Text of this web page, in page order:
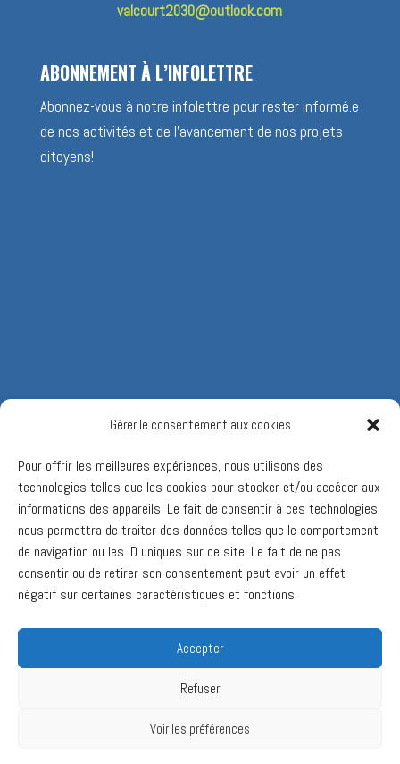
Gérer le consentement aux cookies
Pour offrir les meilleures expériences, nous utilisons des
technologies telles que les cookies pour stocker et/ou accéder aux
informations des appareils. Le fait de consentir à ces technologies
nous permettra de traiter des données telles que le comportement
de navigation ou les ID uniques sur ce site. Le fait de ne pas
consentir ou de retirer son consentement peut avoir un effet
négatif sur certaines caractéristiques et fonctions.
Accepter
Refuser
Voir les préférences
valcourt2030@outlook.com
ABONNEMENT À L’INFOLETTRE
Abonnez-vous à notre infolettre pour rester informé.e
de nos activités et de l’avancement de nos projets
citoyens!